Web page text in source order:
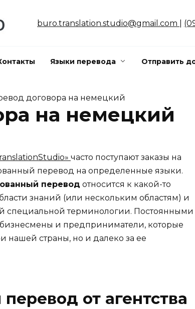
buro.translation.studio@gmail.com
Языки перевода Отправить
договора на немецкий
на немецкий
часто поступают заказы на
перевод на определенные языки.
перевод относится к какой-то
знаний (или нескольким областям) и
специальной терминологии. Постоянными
и предприниматели, которые
нашей страны, но и далеко за ее
от агентства